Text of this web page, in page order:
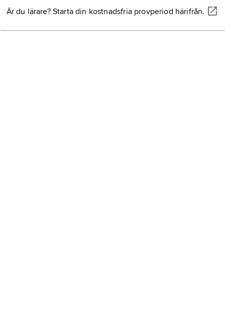
Är du lärare? Starta din kostnadsfria provperiod härifrån.